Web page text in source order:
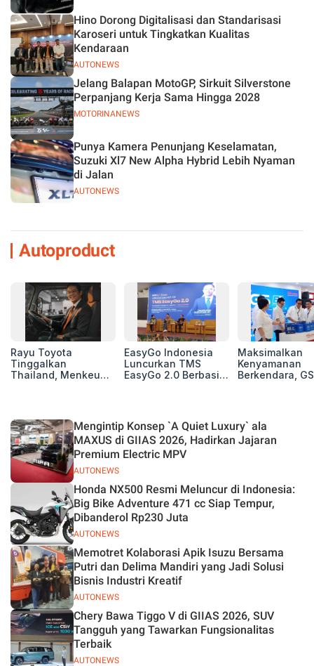
AUTONEWS
Hino Dorong Digitalisasi dan Standarisasi
Karoseri untuk Tingkatkan Kualitas
Kendaraan
MOTORINANEWS
Jelang Balapan MotoGP, Sirkuit Silverstone
Perpanjang Kerja Sama Hingga 2028
AUTONEWS
Punya Kamera Penunjang Keselamatan,
Suzuki Xl7 New Alpha Hybrid Lebih Nyaman
di Jalan
Autoproduct
Rayu Toyota
Tinggalkan
Thailand, Menkeu
Basis Produksi
ASEAN
EasyGo Indonesia
Luncurkan TMS
EasyGo 2.0 Berbasis
Maksimalkan
Kenyamanan
Berkendara,
2026
AUTONEWS
Mengintip Konsep `A Quiet Luxury` ala
MAXUS di GIIAS 2026, Hadirkan Jajaran
Premium Electric MPV
AUTONEWS
Honda NX500 Resmi Meluncur di Indonesia:
Big Bike Adventure 471 cc Siap Tempur,
Dibanderol Rp230 Juta
AUTONEWS
Memotret Kolaborasi Apik Isuzu Bersama
Putri dan Delima Mandiri yang Jadi Solusi
Bisnis Industri Kreatif
AUTONEWS
Chery Bawa Tiggo V di GIIAS 2026, SUV
Tangguh yang Tawarkan Fungsionalitas
Terbaik